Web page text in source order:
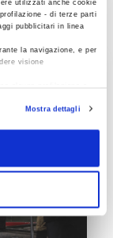
utilizzati anche cookie
- di terze parti
pubblicitari in linea
la navigazione, e per
visione
RevocaMostra dettagli